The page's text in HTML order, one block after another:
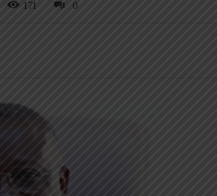
171 0